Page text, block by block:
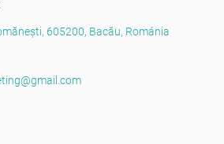
605200, Bacău, Románia